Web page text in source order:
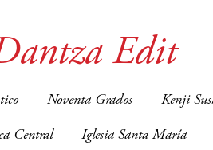
Edit
Noventa Grados Kenji
Central Iglesia Santa María